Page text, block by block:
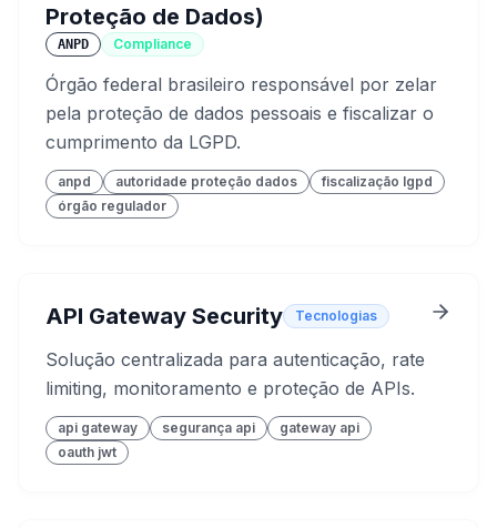
Proteção de Dados)
ANPD Compliance
Órgão federal brasileiro responsável por zelar
pela proteção de dados pessoais e fiscalizar o
cumprimento da LGPD.
anpd autoridade proteção dados
fiscalização lgpd
órgão regulador
API Gateway Security Tecnologias
Solução centralizada para autenticação, rate
limiting, monitoramento e proteção de APIs.
api gateway segurança api
gateway api
oauth jwt